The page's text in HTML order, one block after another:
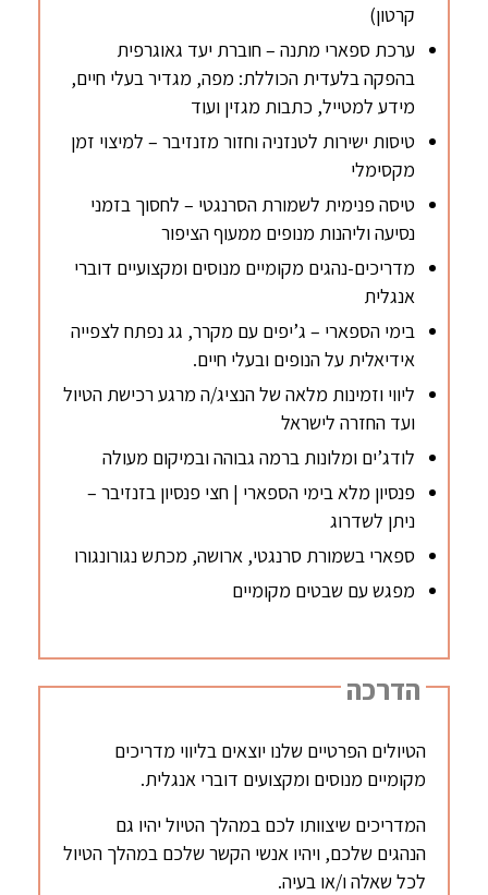
קרטון)
ערכת ספארי מתנה – חוברת יעד גאוגרפית
בהפקה בלעדית הכוללת: מפה, מגדיר בעלי חיים,
מידע למטייל, כתבות מגזין ועוד
טיסות ישירות לטנזניה וחזור מזנזיבר – למיצוי זמן
מקסימלי
טיסה פנימית לשמורת הסרנגטי – לחסוך בזמני
נסיעה וליהנות מנופים ממעוף הציפור
מדריכים-נהגים מקומיים מנוסים ומקצועיים דוברי
אנגלית
בימי הספארי – ג’יפים עם מקרר, גג נפתח לצפייה
אידיאלית על הנופים ובעלי חיים.
ליווי וזמינות מלאה של הנציג/ה מרגע רכישת הטיול
ועד החזרה לישראל
לודג’ים ומלונות ברמה גבוהה ובמיקום מעולה
פנסיון מלא בימי הספארי | חצי פנסיון בזנזיבר –
ניתן לשדרוג
ספארי בשמורת סרנגטי, ארושה, מכתש נגורונגורו
מפגש עם שבטים מקומיים
הדרכה
הטיולים הפרטיים שלנו יוצאים בליווי מדריכים
מקומיים מנוסים ומקצועים דוברי אנגלית.
המדריכים שיצוותו לכם במהלך הטיול יהיו גם
הנהגים שלכם, ויהיו אנשי הקשר שלכם במהלך הטיול
לכל שאלה ו/או בעיה.